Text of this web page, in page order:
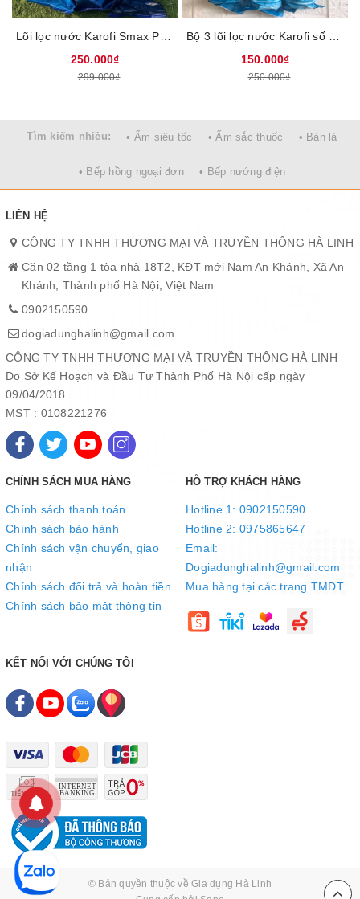
Lõi lọc Kangaroo số 5 - Nano Silver
- Chức năng: Cân bằng PH, khử mùi hôi, tạo khoáng và vị ngọt
Lõi lọc Kangaroo số 6 - Ceramic
- Chức năng : Chức năng loại bỏ vi khuẩn,siêu vi khuẩn trong
các a xít dư thừa trong cơ thể
Lõi lọc Kangaroo số 8 - Maifan Rock Mineral Filrer- Đá tự
nhiên Maifan
- Chức năng : Lõi được cấu tạo từ đá Maifan có chức năng bổ
thể.
Lõi lọc Kangaroo số 9 - Lõi ORP CARTRIDGE
cơ thể, tăng cường hệ miễn dịch
250.000₫
299.000₫
150.000₫
250.000₫
Tìm kiếm nhiều: • Ấm siêu tốc • Ấm sắc thuốc • Bàn là
• Bếp hồng ngoại đơn • Bếp nướng điện
LIÊN HỆ
CÔNG TY TNHH THƯƠNG MẠI VÀ TRUYỀN THÔNG HÀ LINH
Căn 02 tầng 1 tòa nhà 18T2, KĐT mới Nam An Khánh, Xã An
Khánh, Thành phố Hà Nội, Việt Nam
0902150590
dogiadunghalinh@gmail.com
CÔNG TY TNHH THƯƠNG MẠI VÀ TRUYỀN THÔNG HÀ LINH
Do Sở Kế Hoạch và Đầu Tư Thành Phố Hà Nội cấp ngày
09/04/2018
MST : 0108221276
CHÍNH SÁCH MUA HÀNG
Chính sách thanh toán
Chính sách bảo hành
Chính sách vận chuyển, giao
nhận
Chính sách đổi trả và hoàn tiền
Chính sách bảo mật thông tin
HỖ TRỢ KHÁCH HÀNG
Hotline 1: 0902150590
Hotline 2: 0975865647
Email:
Dogiadunghalinh@gmail.com
Mua hàng tại các trang TMĐT
KẾT NỐI VỚI CHÚNG TÔI
© Bản quyền thuộc vềGia dụng Hà Linh